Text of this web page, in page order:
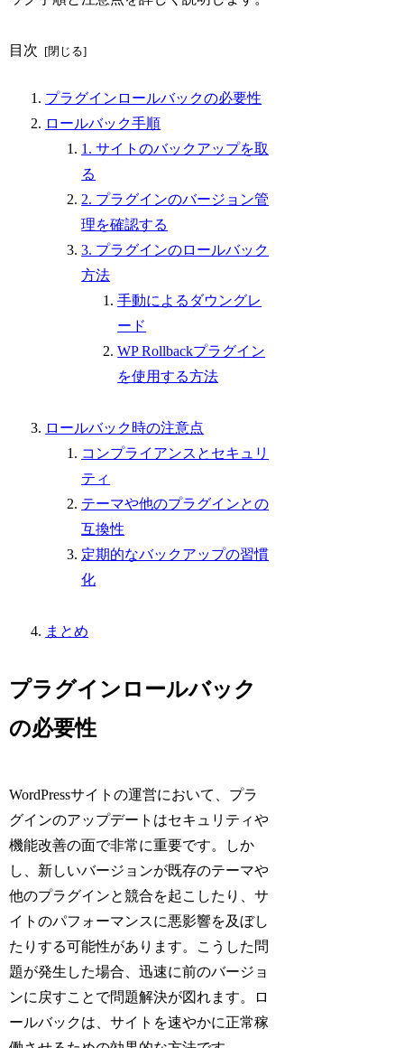
目次
プラグインロールバックの必要性
ロールバック手順
1. サイトのバックアップを取
る
2. プラグインのバージョン管
理を確認する
3. プラグインのロールバック
方法
手動によるダウングレ
ード
WP Rollbackプラグイン
を使用する方法
ロールバック時の注意点
コンプライアンスとセキュリ
ティ
テーマや他のプラグインとの
互換性
定期的なバックアップの習慣
化
まとめ
プラグインロールバック
の必要性
WordPressサイトの運営において、プラ
グインのアップデートはセキュリティや
機能改善の面で非常に重要です。しか
し、新しいバージョンが既存のテーマや
他のプラグインと競合を起こしたり、サ
イトのパフォーマンスに悪影響を及ぼし
たりする可能性があります。こうした問
題が発生した場合、迅速に前のバージョ
ンに戻すことで問題解決が図れます。ロ
ールバックは、サイトを速やかに正常稼